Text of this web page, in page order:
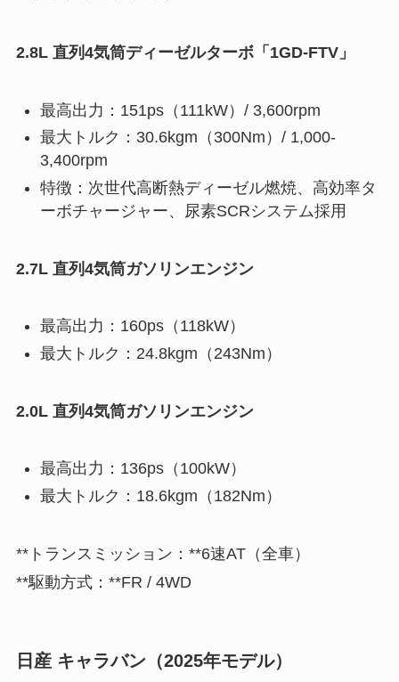
2.8L 直列4気筒ディーゼルターボ「1GD-FTV」
最高出力：151ps（111kW）/ 3,600rpm
最大トルク：30.6kgm（300Nm）/ 1,000-
3,400rpm
特徴：次世代高断熱ディーゼル燃焼、高効率タ
ーボチャージャー、尿素SCRシステム採用
2.7L 直列4気筒ガソリンエンジン
最高出力：160ps（118kW）
最大トルク：24.8kgm（243Nm）
2.0L 直列4気筒ガソリンエンジン
最高出力：136ps（100kW）
最大トルク：18.6kgm（182Nm）
**トランスミッション：**6速AT（全車）
**駆動方式：**FR / 4WD
日産 キャラバン（2025年モデル）